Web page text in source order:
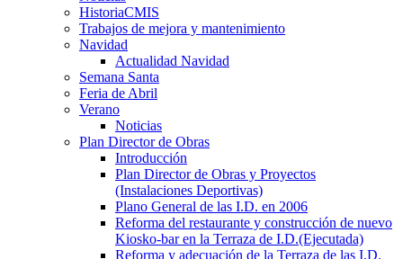
HistoriaCMIS
Trabajos de mejora y mantenimiento
Navidad
Actualidad Navidad
Semana Santa
Feria de Abril
Verano
Noticias
Plan Director de Obras
Introducción
Plan Director de Obras y Proyectos
(Instalaciones Deportivas)
Plano General de las I.D. en 2006
Reforma del restaurante y construcción de nuevo
Kiosko-bar en la Terraza de I.D.(Ejecutada)
Reforma y adecuación de la Terraza de las I.D.